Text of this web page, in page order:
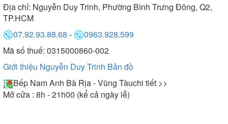
Địa chỉ: Nguyễn Duy Trinh, Phường Bình Trưng Đông, Q2,
TP.HCM
07.92.93.88.68 -
0963.928.599
Mã số thuế: 0315000860-002
Giới thiệu Nguyễn Duy Trinh Bản đồ
Bếp Nam Anh Bà Rịa - Vũng Tàuchi tiết >>
Mở cửa : 8h - 21h00 (kể cả ngày lễ)